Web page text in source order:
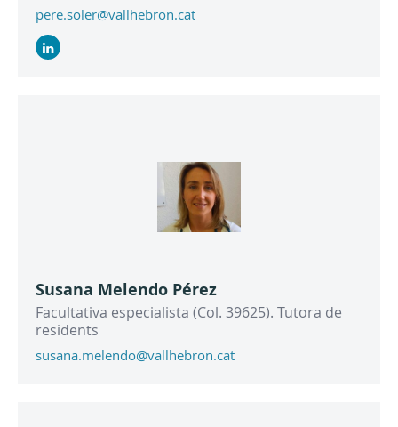
pere.soler@vallhebron.cat
Susana Melendo Pérez
Facultativa especialista (Col. 39625). Tutora de
residents
susana.melendo@vallhebron.cat